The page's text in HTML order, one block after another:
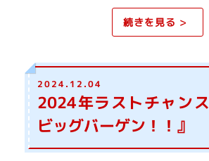
続きを見る >
2024.12.04
2024年ラストチャンス
ビッグバーゲン！！』